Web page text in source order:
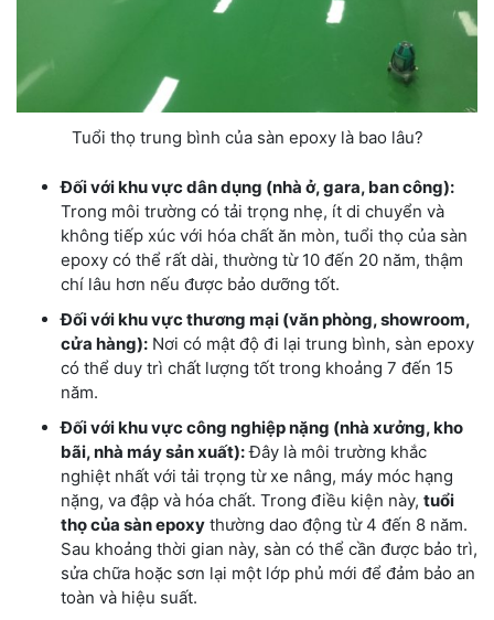
Tuổi thọ trung bình của sàn epoxy là bao lâu?
Đối với khu vực dân dụng (nhà ở, gara, ban công):
Trong môi trường có tải trọng nhẹ, ít di chuyển và
không tiếp xúc với hóa chất ăn mòn, tuổi thọ của sàn
epoxy có thể rất dài, thường từ 10 đến 20 năm, thậm
chí lâu hơn nếu được bảo dưỡng tốt.
Đối với khu vực thương mại (văn phòng, showroom,
cửa hàng): Nơi có mật độ đi lại trung bình, sàn epoxy
có thể duy trì chất lượng tốt trong khoảng 7 đến 15
năm.
Đối với khu vực công nghiệp nặng (nhà xưởng, kho
bãi, nhà máy sản xuất):Đây là môi trường khắc
nghiệt nhất với tải trọng từ xe nâng, máy móc hạng
nặng, va đập và hóa chất. Trong điều kiện này, tuổi
thọ của sàn epoxy thường dao động từ 4 đến 8 năm.
Sau khoảng thời gian này, sàn có thể cần được bảo trì,
sửa chữa hoặc sơn lại một lớp phủ mới để đảm bảo an
toàn và hiệu suất.